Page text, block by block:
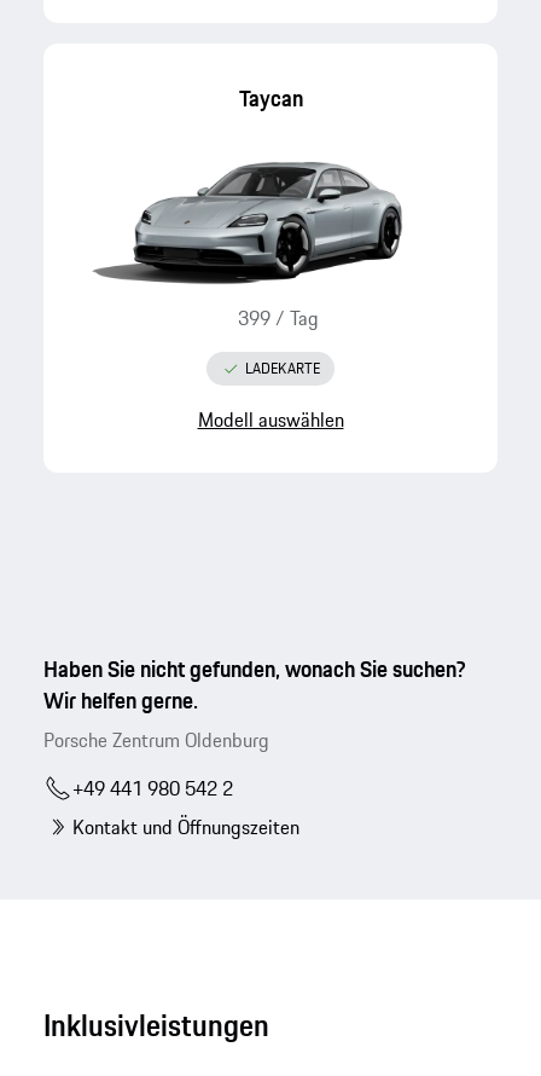
Taycan
399/ Tag
LADEKARTE
Modell auswählen
Haben Sie nicht gefunden, wonach Sie suchen?
Wir helfen gerne.
Porsche Zentrum Oldenburg
+49 441 980 542 2
Kontakt und Öffnungszeiten
Inklusivleistungen